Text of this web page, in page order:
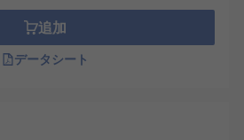
接続方法:
場合にアンテナソケットを
追加
データシート